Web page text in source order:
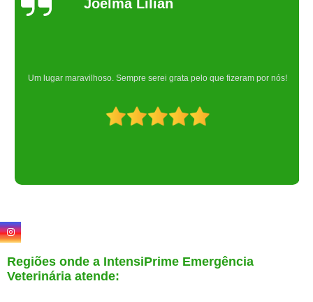
Joelma Lilian
Um lugar maravilhoso. Sempre serei grata pelo que fizeram por nós!
Regiões onde a IntensiPrime Emergência
Veterinária atende: